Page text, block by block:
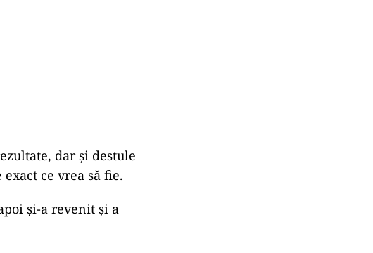
dar și destule
ce vrea să fie.
și-a revenit și a